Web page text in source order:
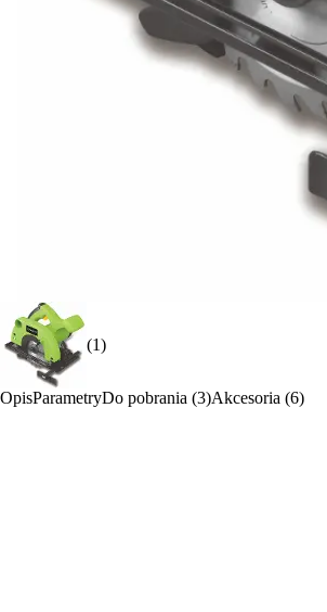
(1)
OpisParametryDo pobrania (3)Akcesoria (6)